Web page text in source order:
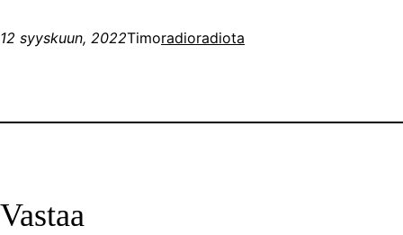
12 syyskuun, 2022Timoradioradiota
Vastaa